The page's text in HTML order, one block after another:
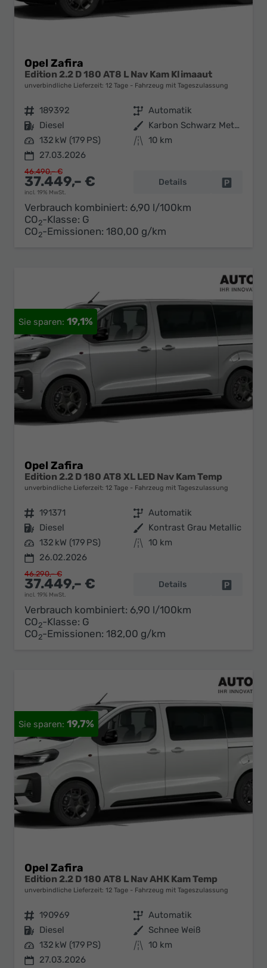
Opel Zafira
Edition 2.2 D 180 AT8 L Nav Kam Klimaaut
unverbindliche Lieferzeit: 12 Tage Fahrzeug mit Tageszulassung
Fahrzeugnr. 189392 Getriebe Automatik
Kraftstoff Diesel Außenfarbe
Karbon Schwarz Metallic
Leistung 132 kW (179 PS) Kilometerstand 10 km
27.03.2026
37.449,– €
incl. 19% MwSt.
46.490,– €
Details
Verbrauch kombiniert: 6,90 l/100km
CO2-Klasse: G
CO2-Emissionen: 180,00 g/km
19,1%
Opel Zafira
Edition 2.2 D 180 AT8 XL LED Nav Kam Temp
unverbindliche Lieferzeit: 12 Tage Fahrzeug mit Tageszulassung
Fahrzeugnr. 191371 Getriebe Automatik
Kraftstoff Diesel Außenfarbe Kontrast Grau Metallic
Leistung 132 kW (179 PS) Kilometerstand 10 km
26.02.2026
37.449,– €
incl. 19% MwSt.
46.290,– €
Details
Verbrauch kombiniert: 6,90 l/100km
CO2-Klasse: G
CO2-Emissionen: 182,00 g/km
19,7%
Opel Zafira
Edition 2.2 D 180 AT8 L Nav AHK Kam Temp
unverbindliche Lieferzeit: 12 Tage Fahrzeug mit Tageszulassung
Fahrzeugnr. 190969 Getriebe Automatik
Kraftstoff Diesel Außenfarbe Schnee Weiß
Leistung 132 kW (179 PS) Kilometerstand 10 km
27.03.2026